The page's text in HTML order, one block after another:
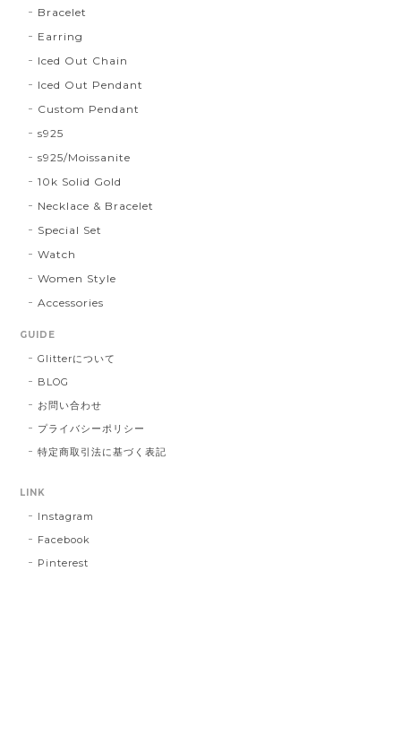
Bracelet
Earring
Iced Out Chain
Iced Out Pendant
Custom Pendant
s925
s925/Moissanite
10k Solid Gold
Necklace & Bracelet
Special Set
Watch
Women Style
Accessories
GUIDE
Glitterについて
BLOG
お問い合わせ
プライバシーポリシー
特定商取引法に基づく表記
LINK
Instagram
Facebook
Pinterest